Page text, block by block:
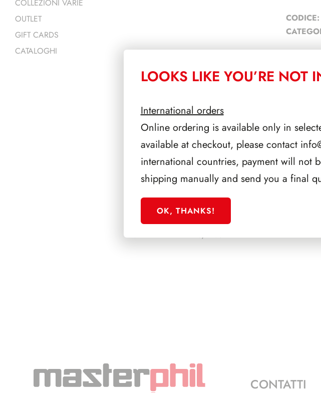
CODICE:
PRODOTTI CORRELATI
PRESIDENZA PERTINI
1978/1985
COLLEZIONI VARIE
OUTLET
GIFT CARDS
CATALOGHI
CONTATTI
LOOKS LIKE YOU’RE NOT
International orders
Online ordering is available only in
available at checkout, please contact
international countries, payment will not
shipping manually and send you a final
OK, THANKS!